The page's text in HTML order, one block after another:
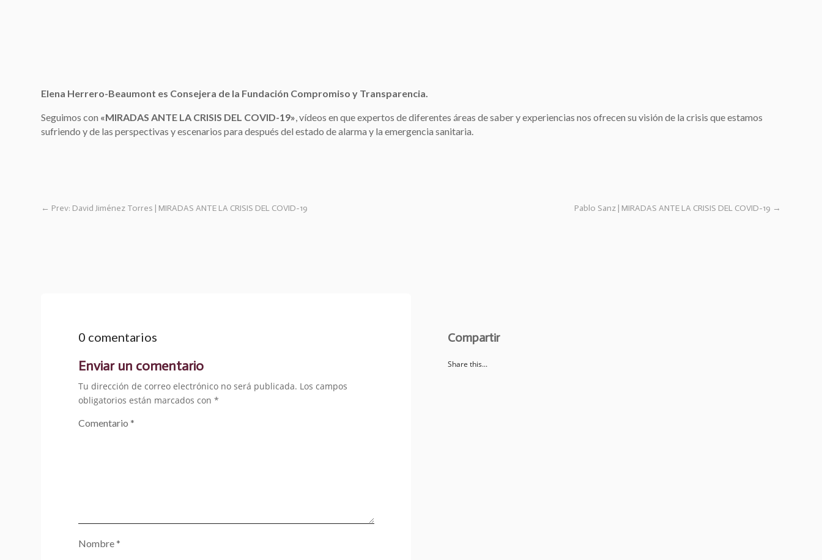
Elena Herrero-Beaumont es Consejera de la Fundación Compromiso y Transparencia.
Seguimos con «MIRADAS ANTE LA CRISIS DEL COVID-19», vídeos en que expertos de diferentes áreas de saber y experiencias nos ofrecen su visión de la crisis que estamos
sufriendo y de las perspectivas y escenarios para después del estado de alarma y la emergencia sanitaria.
← Prev: David Jiménez Torres | MIRADAS ANTE LA CRISIS DEL COVID-19 Pablo Sanz | MIRADAS ANTE LA CRISIS DEL COVID-19 →
0 comentarios
Enviar un comentario
Tu dirección de correo electrónico no será publicada. Los campos
obligatorios están marcados con *
Comentario *
Nombre*
Compartir
Share this...